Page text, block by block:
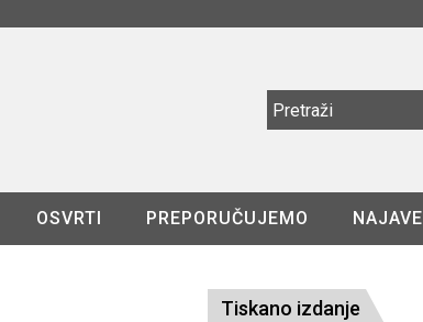
OSVRTI PREPORUČUJEMO NAJAVE
Tiskano izdanje